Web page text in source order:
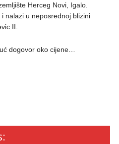
Herceg Novi, Igalo.
nalazi u neposrednoj blizini
II.
dogovor oko cijene…